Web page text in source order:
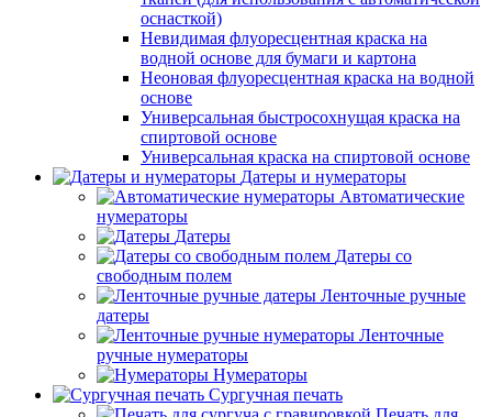
оснасткой)
Невидимая флуоресцентная краска на
водной основе для бумаги и картона
Неоновая флуоресцентная краска на водной
основе
Универсальная быстросохнущая краска на
спиртовой основе
Универсальная краска на спиртовой основе
Датеры и нумераторы
Автоматические
нумераторы
Датеры
Датеры со
свободным полем
Ленточные ручные
датеры
Ленточные
ручные нумераторы
Нумераторы
Сургучная печать